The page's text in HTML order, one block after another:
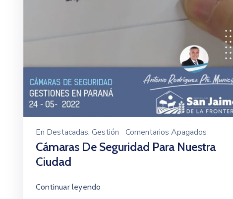
En Destacadas‚ Gestión Comentarios Apagados
Cámaras De Seguridad Para Nuestra
Ciudad
Continuar leyendo